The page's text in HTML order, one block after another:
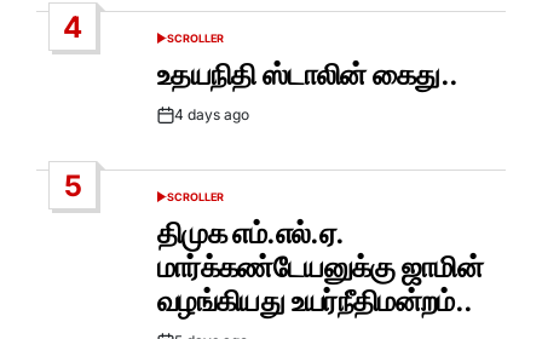
4
POSTED
SCROLLER
உதயநிதி ஸ்டாலின் கைது..
Post4 days ago
5
POSTED
SCROLLER
திமுக எம்.எல்.ஏ.
மார்க்கண்டேயனுக்கு ஜாமின்
வழங்கியது உயர்நீதிமன்றம்..